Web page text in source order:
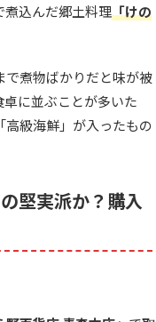
煮込んだ郷土料理「けの
煮物ばかりだと味が被
卓に並ぶことが多いた
級海鮮」が入ったもの
堅実派か？購入